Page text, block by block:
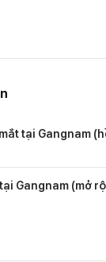
tại Gangnam
Gangnam (mở